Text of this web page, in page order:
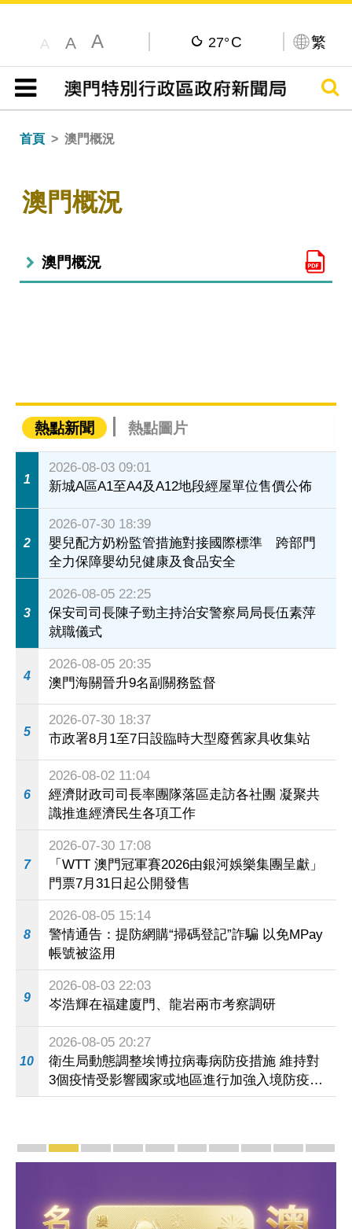
A A A 27° C 繁
目錄
搜尋
首頁 澳門概況
澳門概況
澳門概況
熱點新聞 熱點圖片
1
2026-08-03 09:01
新城A區A1至A4及A12地段經屋單位售價公佈
2
2026-07-30 18:39
嬰兒配方奶粉監管措施對接國際標準 跨部門
全力保障嬰幼兒健康及食品安全
3
2026-08-05 22:25
保安司司長陳子勁主持治安警察局局長伍素萍
就職儀式
4
2026-08-05 20:35
澳門海關晉升9名副關務監督
5
2026-07-30 18:37
市政署8月1至7日設臨時大型廢舊家具收集站
6
2026-08-02 11:04
經濟財政司司長率團隊落區走訪各社團 凝聚共
識推進經濟民生各項工作
7
2026-07-30 17:08
「WTT 澳門冠軍賽2026由銀河娛樂集團呈獻」
門票7月31日起公開發售
8
2026-08-05 15:14
警情通告：提防網購“掃碼登記”詐騙 以免MPay
帳號被盜用
9
2026-08-03 22:03
岑浩輝在福建廈門、龍岩兩市考察調研
10
2026-08-05 20:27
衛生局動態調整埃博拉病毒病防疫措施 維持對
3個疫情受影響國家或地區進行加強入境防疫措
施
宣傳及推廣
賡續中葡傳統友誼 續寫“一國兩制”新篇章 — 澳門“
澳門名片集
行政長官岑浩輝11月18日發表2026年施
施政特寫澳門特別行政區經濟和社會發
橫琴粵澳深度合作區專題
施政小講堂
走進澳門澳門相簿
《澳